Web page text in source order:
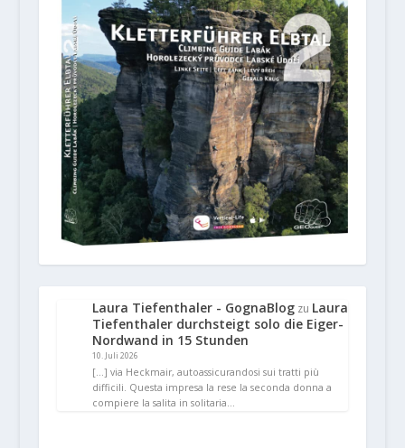
Laura Tiefenthaler - GognaBlogzu Laura
Tiefenthaler durchsteigt solo die Eiger-
Nordwand in 15 Stunden
10. Juli 2026
[…] via Heckmair, autoassicurandosi sui tratti più
difficili. Questa impresa la rese la seconda donna a
compiere la salita in solitaria…